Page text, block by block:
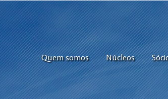
Quem somos Núcleos